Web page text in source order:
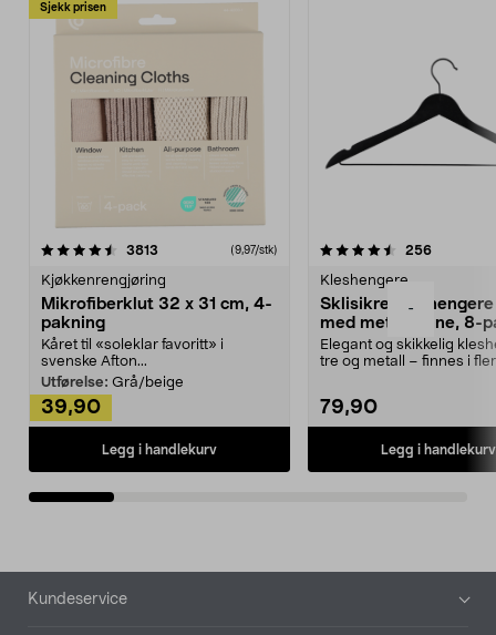
-
Sjekk prisen
3813 anmeldelser(9,97/stk)
Kjøkkenrengjøring
Mikrofiberklut 32 x 31 cm, 4-
pakning
Kåret til «soleklar favoritt» i
svenske Afton...
Utførelse: Grå/beige
39,90
Legg i handlekurv
4.5av 5 stjerner 256
Kleshengere
Sklisikre
med metallpinne, 8-
Elegant og skikkelig
tre og metall – finnes i
79,90
Legg i handlekurv
4.5av 5 stjerner
Bunntekst
Kundeservice